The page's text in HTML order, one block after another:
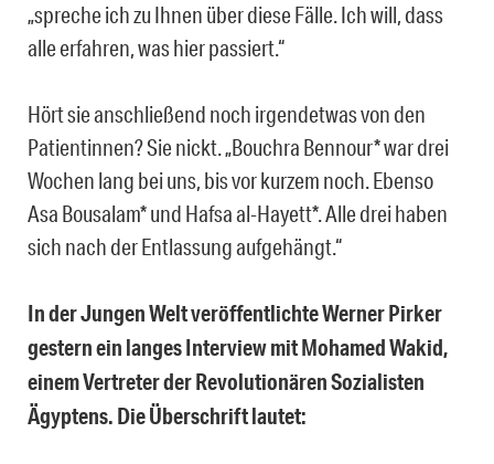
„spreche ich zu Ihnen über diese Fälle. Ich will, dass
alle erfahren, was hier passiert.“
Hört sie anschließend noch irgendetwas von den
Patientinnen? Sie nickt. „Bouchra Bennour* war drei
Wochen lang bei uns, bis vor kurzem noch. Ebenso
Asa Bousalam* und Hafsa al-Hayett*. Alle drei haben
sich nach der Entlassung aufgehängt.“
In der Jungen Welt veröffentlichte Werner Pirker
gestern ein langes Interview mit Mohamed Wakid,
einem Vertreter der Revolutionären Sozialisten
Ägyptens. Die Überschrift lautet: